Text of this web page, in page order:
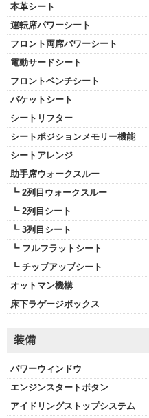
本革シート
運転席パワーシート
フロント両席パワーシート
電動サードシート
フロントベンチシート
バケットシート
シートリフター
シートポジションメモリー機能
シートアレンジ
助手席ウォークスルー
┗ 2列目ウォークスルー
┗ 2列目シート
┗ 3列目シート
┗ フルフラットシート
┗ チップアップシート
オットマン機構
床下ラゲージボックス
装備
パワーウィンドウ
エンジンスタートボタン
アイドリングストップシステム